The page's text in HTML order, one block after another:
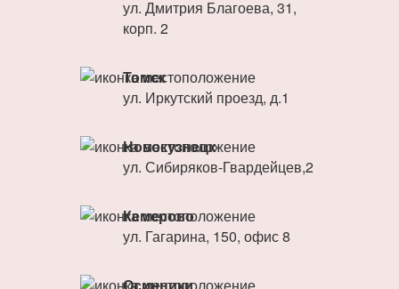
ул. Дмитрия Благоева, 31,
корп. 2
Томск
ул. Иркутский проезд, д.1
Новокузнецк
ул. Сибиряков-Гвардейцев,2
Кемерово
ул. Гагарина, 150, офис 8